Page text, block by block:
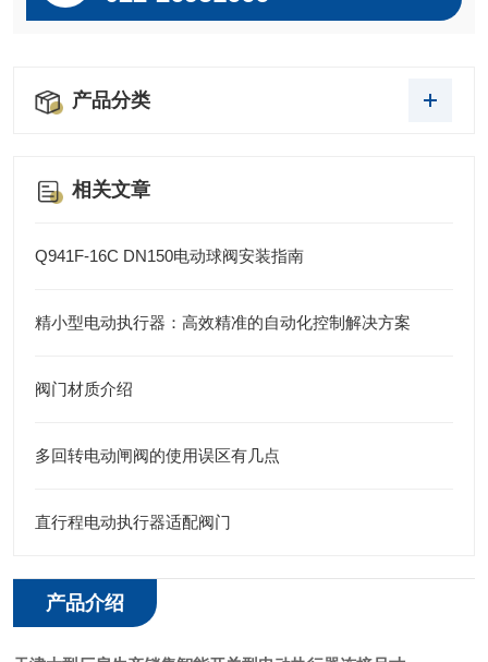
产品分类
相关文章
Q941F-16C DN150电动球阀安装指南
精小型电动执行器：高效精准的自动化控制解决方案
阀门材质介绍
多回转电动闸阀的使用误区有几点
直行程电动执行器适配阀门
产品介绍